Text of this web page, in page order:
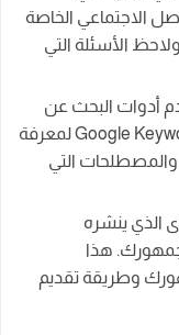
الاجتماعي الخاصة
الأسئلة التي
أدوات البحث عن
الكلمات المفتاحية مثل Google Keyword Planner لمعرفة
التي
الذي ينشره
هذا
وطريقة تقديم